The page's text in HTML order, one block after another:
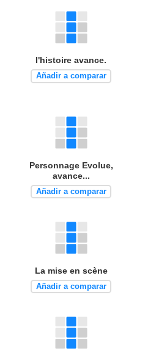
l'histoire avance.
Añadir a comparar
Personnage Evolue,
avance...
Añadir a comparar
La mise en scène
Añadir a comparar